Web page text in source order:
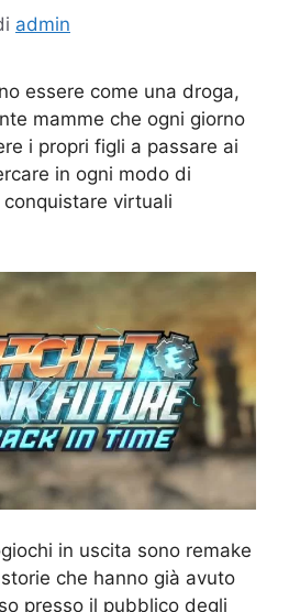
admin
essere come una droga,
mamme che ogni giorno
i propri figli a passare ai
in ogni modo di
virtuali
in uscita sono remake
che hanno già avuto
presso il pubblico degli